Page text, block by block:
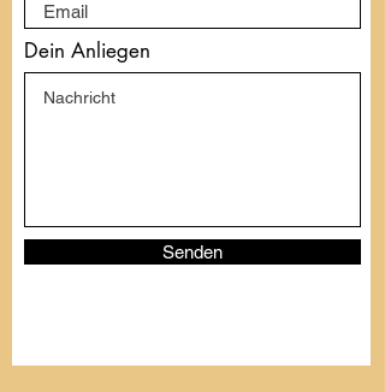
Dein Anliegen
Senden